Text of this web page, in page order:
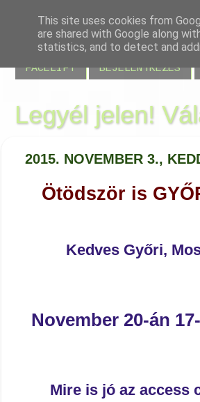
BLOG JELENLÉT
FACELIFT
BEJELENTKEZÉS
Legyél jelen!
2015. NOVEMBER 3.,
Ötödször is
Kedves Győri,
November 20-án
Mire is jó az access
This site uses cookies from
are shared with Google along
statistics, and to detect and